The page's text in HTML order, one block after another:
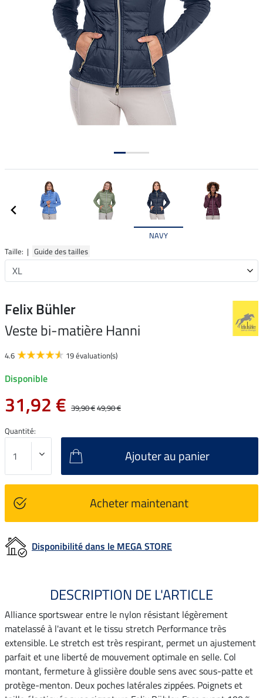
NAVY
Taille: | Guide des tailles
Felix Bühler
Veste bi-matière Hanni
4.6 19 évaluation(s)
Disponible
31,92 € 39,90 €49,90 €
Quantité:
Ajouter au panier
Acheter maintenant
Disponibilité dans le MEGA STORE
DESCRIPTION DE L'ARTICLE
Alliance sportswear entre le nylon résistant légèrement
matelassé à l'avant et le tissu stretch Performance très
extensible. Le stretch est très respirant, permet un ajustement
parfait et une liberté de mouvement optimale en selle. Col
montant, fermeture à glissière double sens avec sous-patte et
protège-menton. Deux poches latérales zippées. Poignets et